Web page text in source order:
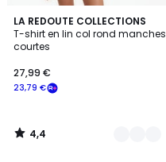
LA REDOUTE COLLECTIONS
T-shirt en lin col rond manches
courtes
23,79 €
27,99 €
4,4
/ 5
3
Couleurs
4,4
/